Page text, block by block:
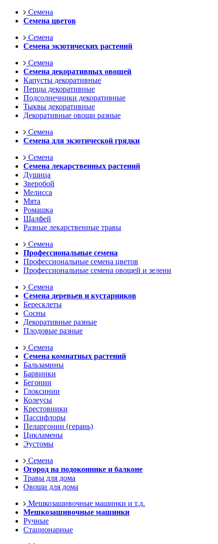
Семена
Семена цветов
Семена
Семена экзотических растений
Семена
Семена декоративных овощей
Капусты декоративные
Перцы декоративные
Подсолнечники декоративные
Тыквы декоративные
Декоративные овощи разные
Семена
Семена для экзотической грядки
Семена
Семена лекарственных растений
Душица
Зверобой
Мелисса
Мята
Ромашка
Шалфей
Разные лекарственные травы
Семена
Профессиональные семена
Профессиональные семена цветов
Профессиональные семена овощей и зелени
Семена
Семена деревьев и кустарников
Бересклеты
Сосны
Декоративные разные
Плодовые разные
Семена
Семена комнатных растений
Бальзамины
Барвинки
Бегонии
Глоксинии
Колеусы
Крестовники
Пассифлоры
Пеларгонии (герань)
Цикламены
Эустомы
Семена
Огород на подоконнике и балконе
Травы для дома
Овощи для дома
Мешкозашивочные машинки и т.д.
Мешкозашивочные машинки
Ручные
Стационарные